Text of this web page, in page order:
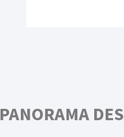
PANORAMA